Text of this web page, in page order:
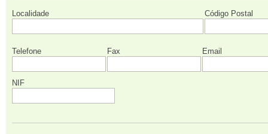
Localidade Código Postal
Telefone Fax Email
NIF